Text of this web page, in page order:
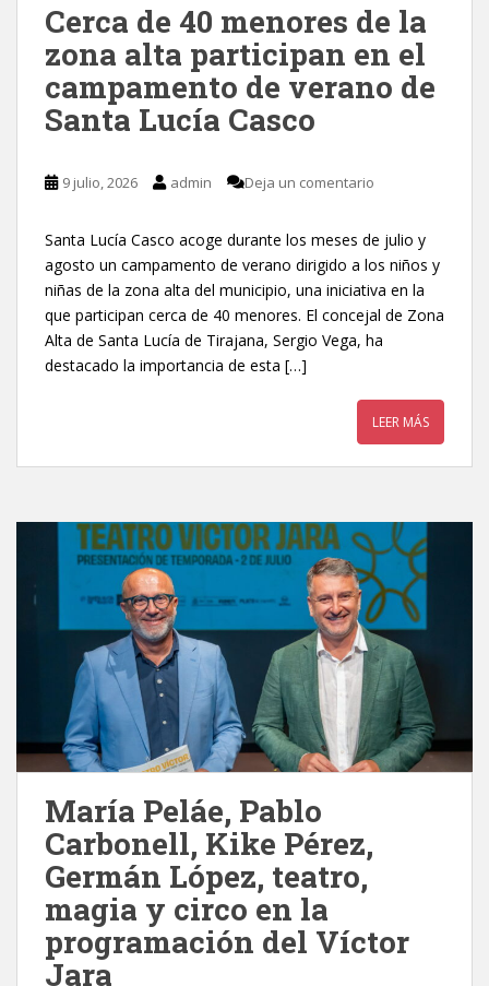
Cerca de 40 menores de la
zona alta participan en el
campamento de verano de
Santa Lucía Casco
9 julio, 2026 admin Deja un comentario
Santa Lucía Casco acoge durante los meses de julio y
agosto un campamento de verano dirigido a los niños y
niñas de la zona alta del municipio, una iniciativa en la
que participan cerca de 40 menores. El concejal de Zona
Alta de Santa Lucía de Tirajana, Sergio Vega, ha
destacado la importancia de esta […]
LEER MÁS
María Peláe, Pablo
Carbonell, Kike Pérez,
Germán López, teatro,
magia y circo en la
programación del Víctor
Jara